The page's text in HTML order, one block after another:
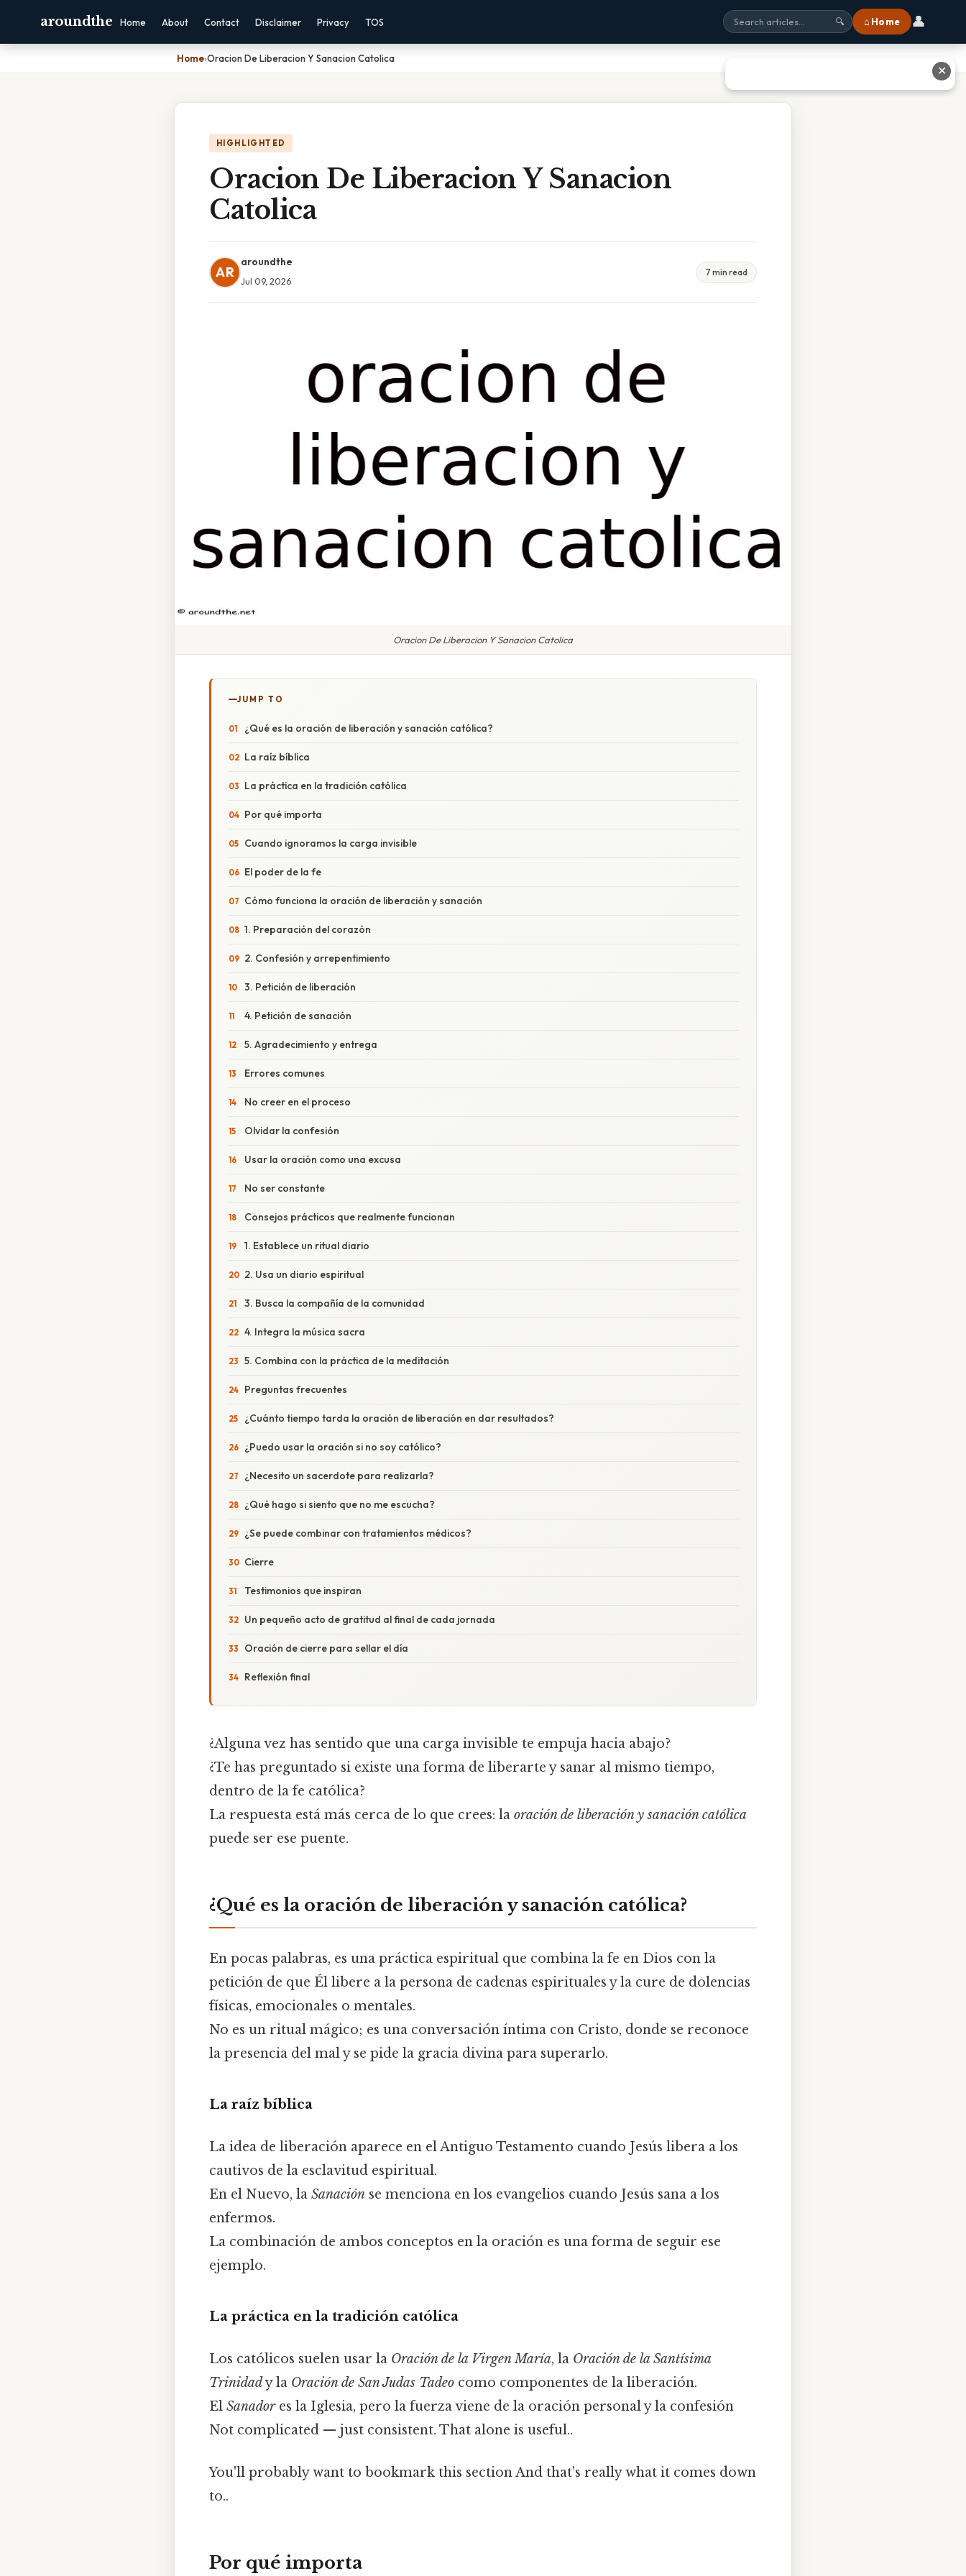
aroundthe Home About Contact Disclaimer Privacy TOS 🔍 ⌂ Home 👤
Home›Oracion De Liberacion Y Sanacion Catolica
HIGHLIGHTED
Oracion De Liberacion Y Sanacion
Catolica
AR
aroundthe
Jul 09, 2026
7 min read
Oracion De Liberacion Y Sanacion Catolica
JUMP TO
¿Qué es la oración de liberación y sanación católica?
La raíz bíblica
La práctica en la tradición católica
Por qué importa
Cuando ignoramos la carga invisible
El poder de la fe
Cómo funciona la oración de liberación y sanación
1. Preparación del corazón
2. Confesión y arrepentimiento
3. Petición de liberación
4. Petición de sanación
5. Agradecimiento y entrega
Errores comunes
No creer en el proceso
Olvidar la confesión
Usar la oración como una excusa
No ser constante
Consejos prácticos que realmente funcionan
1. Establece un ritual diario
2. Usa un diario espiritual
3. Busca la compañía de la comunidad
4. Integra la música sacra
5. Combina con la práctica de la meditación
Preguntas frecuentes
¿Cuánto tiempo tarda la oración de liberación en dar resultados?
¿Puedo usar la oración si no soy católico?
¿Necesito un sacerdote para realizarla?
¿Qué hago si siento que no me escucha?
¿Se puede combinar con tratamientos médicos?
Cierre
Testimonios que inspiran
Un pequeño acto de gratitud al final de cada jornada
Oración de cierre para sellar el día
Reflexión final
¿Alguna vez has sentido que una carga invisible te empuja hacia abajo?
¿Te has preguntado si existe una forma de liberarte y sanar al mismo tiempo,
dentro de la fe católica?
La respuesta está más cerca de lo que crees: la oración de liberación y sanación católica
puede ser ese puente.
¿Qué es la oración de liberación y sanación católica?
En pocas palabras, es una práctica espiritual que combina la fe en Dios con la
petición de que Él libere a la persona de cadenas espirituales y la cure de dolencias
físicas, emocionales o mentales.
No es un ritual mágico; es una conversación íntima con Cristo, donde se reconoce
la presencia del mal y se pide la gracia divina para superarlo.
La raíz bíblica
La idea de liberación aparece en el Antiguo Testamento cuando Jesús libera a los
cautivos de la esclavitud espiritual.
En el Nuevo, la Sanación se menciona en los evangelios cuando Jesús sana a los
enfermos.
La combinación de ambos conceptos en la oración es una forma de seguir ese
ejemplo.
La práctica en la tradición católica
Los católicos suelen usar la Oración de la Virgen María, la Oración de la Santísima
Trinidady la Oración de San Judas Tadeo como componentes de la liberación.
El Sanadores la Iglesia, pero la fuerza viene de la oración personal y la confesión
Not complicated — just consistent. That alone is useful..
You'll probably want to bookmark this section And that's really what it comes down
to..
Por qué importa
✕